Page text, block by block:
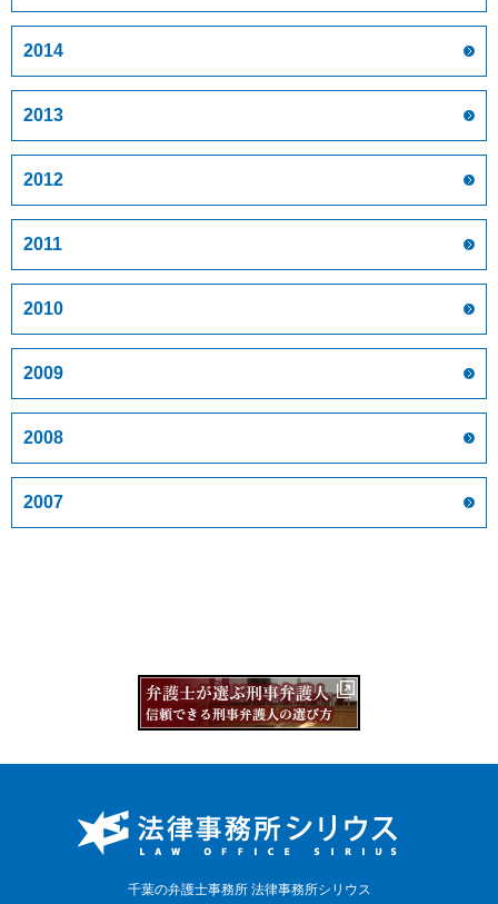
2014
2013
2012
2011
2010
2009
2008
2007
千葉の弁護士事務所 法律事務所シリウス